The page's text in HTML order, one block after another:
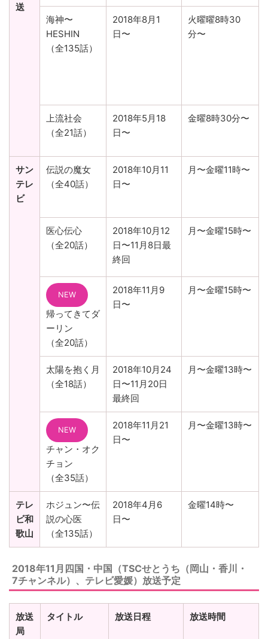
送
海神〜
HESHIN
（全135話）
2018年8月1
日〜
火曜曜8時30
分〜
上流社会
（全21話）
2018年5月18
日〜
金曜8時30分〜
サン
テレ
ビ
伝説の魔女
（全40話）
2018年10月11
日〜
月〜金曜11時〜
医心伝心
（全20話）
2018年10月12
日〜11月8日最
終回
月〜金曜15時〜
NEW
帰ってきてダ
ーリン
（全20話）
2018年11月9
日〜
月〜金曜15時〜
太陽を抱く月
（全18話）
2018年10月24
日〜11月20日
最終回
月〜金曜13時〜
NEW
チャン・オク
チョン
（全35話）
2018年11月21
日〜
月〜金曜13時〜
テレ
ビ和
歌山
ホジュン〜伝
説の心医
（全135話）
2018年4月6
日〜
金曜14時〜
2018年11月四国・中国（TSCせとうち （岡山・香川・
7チャンネル） 、テレビ愛媛）放送予定
放送
局
タイトル 放送日程 放送時間